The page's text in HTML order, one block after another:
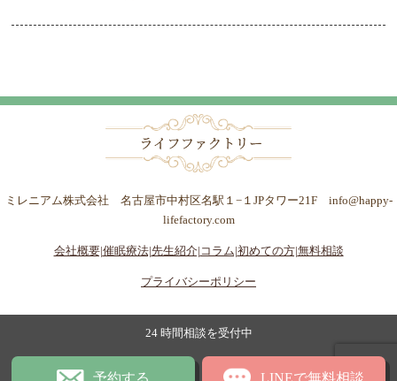
ミレニアム株式会社 名古屋市中村区名駅１−１JPタワー21F info@happy-
lifefactory.com
会社概要|催眠療法|先生紹介| コラム|初めての方|無料相談
プライバシーポリシー
24 時間相談を受付中
予約する LINEで無料相談